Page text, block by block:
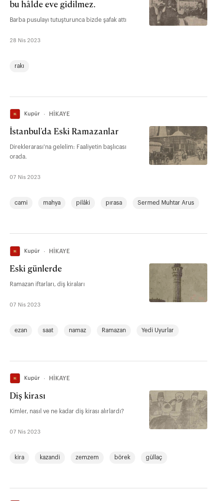
bu hâlde eve gidilmez.
Barba pusulayı tutuşturunca bizde şafak attı
28 Nis 2023
rakı
Kupür ∙ HİKAYE
İstanbul'da Eski Ramazanlar
Direklerarası'na gelelim: Faaliyetin başlıcası
orada.
07 Nis 2023
cami mahya pilâki pırasa Sermed Muhtar Arus
Kupür ∙ HİKAYE
Eski günlerde
Ramazan iftarları, diş kiraları
07 Nis 2023
ezan saat namaz Ramazan Yedi Uyurlar
Kupür ∙ HİKAYE
Diş kirası
Kimler, nasıl ve ne kadar diş kirası alırlardı?
07 Nis 2023
kira kazandi zemzem börek güllaç